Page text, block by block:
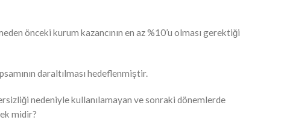
önceki kurum kazancının en az %10’u olması gerektiği
daraltılması hedeflenmiştir.
nedeniyle kullanılamayan ve sonraki dönemlerde
midir?